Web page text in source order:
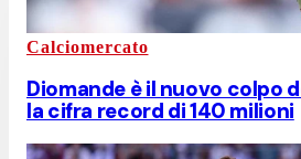
Calciomercato
Diomande è il nuovo colpo
la cifra record di 140 milioni